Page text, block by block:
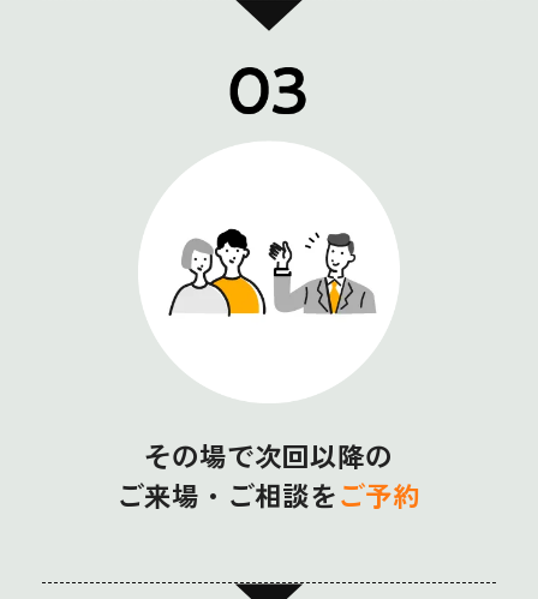
その場で次回以降の
ご来場・ご相談をご予約